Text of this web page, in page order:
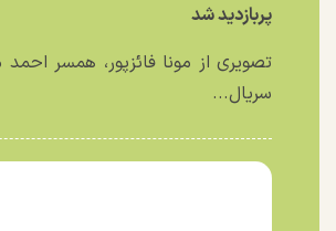
پربازدید شد
تصویری از مونا فائزپور، همسر احمد
سریال...